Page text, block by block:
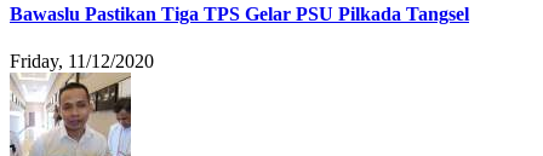
Bawaslu Pastikan Tiga TPS Gelar PSU Pilkada Tangsel
Friday, 11/12/2020